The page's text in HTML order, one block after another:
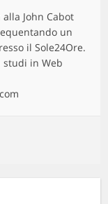
John Cabot
un
il Sole24Ore.
in Web